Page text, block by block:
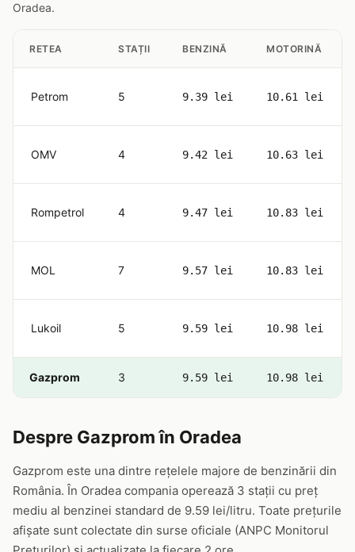
Oradea.
RETEA STAȚII BENZINĂ MOTORINĂ
Petrom 5 9.39 lei 10.61 lei
OMV 4 9.42 lei 10.63 lei
Rompetrol 4 9.47 lei 10.83 lei
MOL 7 9.57 lei 10.83 lei
Lukoil 5 9.59 lei 10.98 lei
Gazprom 3 9.59 lei 10.98 lei
Despre Gazprom în Oradea
Gazprom este una dintre rețelele majore de benzinării din
România. În Oradea compania operează 3 stații cu preț
mediu al benzinei standard de 9.59 lei/litru. Toate prețurile
afișate sunt colectate din surse oficiale (ANPC Monitorul